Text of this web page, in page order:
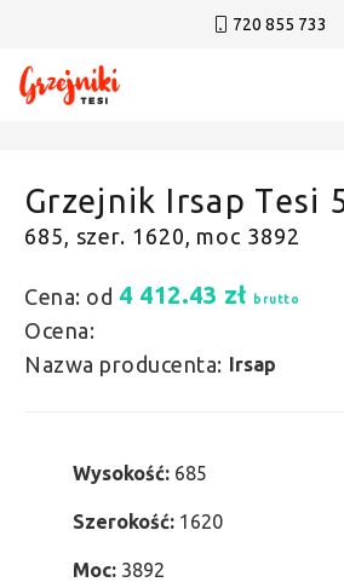
720 855 733
Grzejnik Irsap Tesi
685, szer. 1620, moc 3892
Cena: od 4 412.43 zł brutto
Ocena:
Nazwa producenta: Irsap
Wysokość: 685
Szerokość: 1620
Moc: 3892